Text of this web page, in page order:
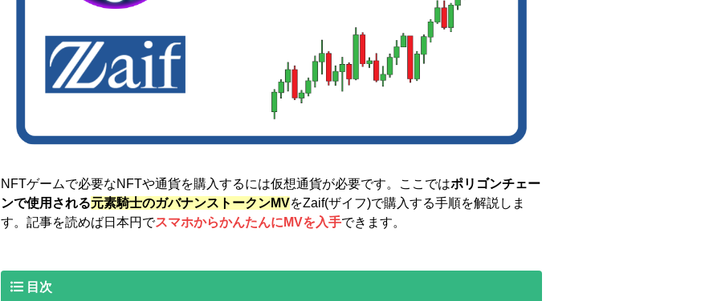
NFTゲームで必要なNFTや通貨を購入するには仮想通貨が必要です。ここではポリゴンチェー
ンで使用される元素騎士のガバナンストークンMVをZaif(ザイフ)で購入する手順を解説しま
す。記事を読めば日本円でスマホからかんたんにMVを入手できます。
目次